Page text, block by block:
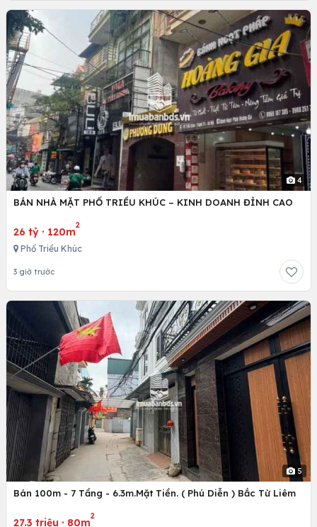
4
BÁN NHÀ MẶT PHỐ TRIỀU KHÚC – KINH DOANH ĐỈNH CAO
26 tỷ · 120m
2
Phố Triều Khúc
3 giờ trước
5
Bán 100m - 7 Tầng - 6.3m.Mặt Tiền. ( Phú Diễn ) Bắc Từ Liêm
27.3 triệu · 80m
2